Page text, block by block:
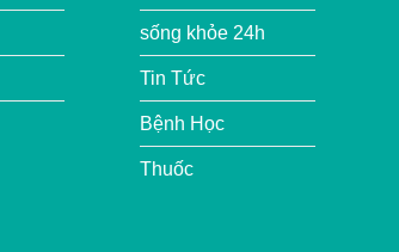
sống khỏe 24h
Tin Tức
Bệnh Học
Thuốc